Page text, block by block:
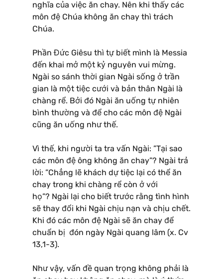
nghĩa của việc ăn chay. Nên khi thấy các
môn đệ Chúa không ăn chay thì trách
Chúa.
Phần Đức Giêsu thì tự biết mình là Messia
đến khai mở một kỷ nguyên vui mừng.
Ngài so sánh thời gian Ngài sống ở trần
gian là một tiệc cưới và bản thân Ngài là
chàng rể. Bởi đó Ngài ăn uống tự nhiên
bình thường và để cho các môn đệ Ngài
cũng ăn uống như thế.
Vì thế, khi người ta tra vấn Ngài: ”Tại sao
các môn đệ ông không ăn chay”? Ngài trả
lời: ”Chẳng lẽ khách dự tiệc lại có thể ăn
chay trong khi chàng rể còn ở với
họ”? Ngài lại cho biết trước rằng tình hình
sẽ thay đổi khi Ngài chịu nạn và chịu chết.
Khi đó các môn đệ Ngài sẽ ăn chay để
chuẩn bị đón ngày Ngài quang lâm (x. Cv
13,1-3).
Như vậy, vấn đề quan trọng không phải là